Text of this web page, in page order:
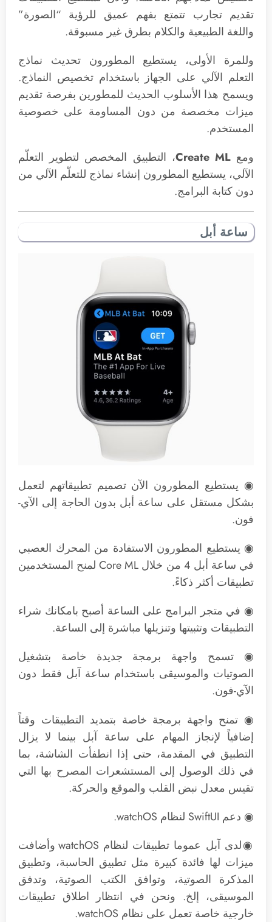
تقديم تجارب تتمتع بفهم عميق للرؤية “الصورة”
واللغة الطبيعية والكلام بطرق غير مسبوقة.
وللمرة الأولى، يستطيع المطورون تحديث نماذج
التعلم الآلي على الجهاز باستخدام تخصيص النماذج.
ويسمح هذا الأسلوب الحديث للمطورين بفرصة تقديم
ميزات مخصصة من دون المساومة على خصوصية
المستخدم.
ومعCreate ML، التطبيق المخصص لتطوير التعلّم
الآلي، يستطيع المطورون إنشاء نماذج للتعلّم الآلي من
دون كتابة البرامج.
ساعة أبل
◉ يستطيع المطورون الآن تصميم تطبيقاتهم لتعمل
بشكل مستقل على ساعة أبل بدون الحاجة إلى الآي-
فون.
◉ يستطيع المطورون الاستفادة من المحرك العصبي
في ساعة أبل 4 من خلال Core ML لمنح المستخدمين
تطبيقات أكثر ذكاءً.
◉ في متجر البرامج على الساعة أصبح بامكانك شراء
التطبيقات وتثبيتها وتنزيلها مباشرة إلى الساعة.
◉ تسمح واجهة برمجة جديدة خاصة بتشغيل
الصوتيات والموسيقى باستخدام ساعة آبل فقط دون
الآي-فون.
◉ تمنح واجهة برمجة خاصة بتمديد التطبيقات وقتاً
إضافياً لإنجاز المهام على ساعة آبل بينما لا يزال
التطبيق في المقدمة، حتى إذا انطفأت الشاشة، بما
في ذلك الوصول إلى المستشعرات المصرح بها التي
تقيس معدل نبض القلب والموقع والحركة.
◉ دعم SwiftUI لنظام watchOS.
◉لدى آبل عموما تطبيقات لنظام watchOS وأضافت
ميزات لها فائدة كبيرة مثل تطبيق الحاسبة، وتطبيق
المذكرة الصوتية، وتوافق الكتب الصوتية، وتدفق
الموسيقى، إلخ. ونحن في انتظار اطلاق تطبيقات
خارجية خاصة تعمل على نظام watchOS.